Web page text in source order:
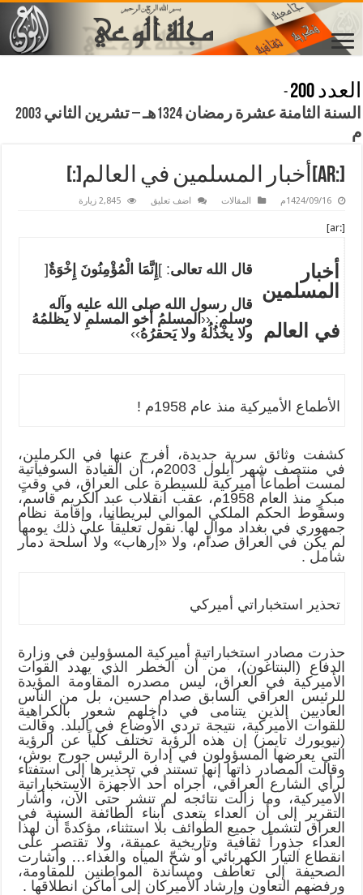
العدد 200
-
السنة الثامنة عشرة رمضان 1324هـ – تشرين الثاني 2003
م
[:ar]أخبار المسلمين في العالم[:]
1424/09/16م المقالات اضف تعليق 2,845 زيارة
[:ar]
أخبار
المسلمين
في العالم
قال الله تعالى: ] إِنَّمَا الْمُؤْمِنُونَ إِخْوَةٌ[
قال رسول الله صلى الله عليه وآله
وسلم: ‹‹المسلمُ أخو المسلمِ لا يظلمُهُ
ولا يخْذُلُهُ ولا يَحقرُهُ››
الأطماع الأميركية منذ عام 1958م !
كشفت وثائق سرية جديدة، أفرج عنها في الكرملين،
في منتصف شهر أيلول 2003م، أن القيادة السوفياتية
لمست أطماعاً أميركية للسيطرة على العراق، في وقتٍ
مبكرٍ منذ العام 1958م، عقب انقلاب عبد الكريم قاسم،
وسقوط الحكم الملكي الموالي لبريطانيا، وإقامة نظام
جمهوري في بغداد موالٍ لها. نقول تعليقاً على ذلك يومها
لم يكن في العراق صدام، ولا «إرهاب» ولا أسلحة دمار
شامل .
تحذير استخباراتي أميركي
حذرت مصادر استخباراتية أميركية المسؤولين في وزارة
الدفاع (البنتاغون)، من أن الخطر الذي يهدد القوات
الأميركية في العراق، ليس مصدره المقاومة المؤيدة
للرئيس العراقي السابق صدام حسين، بل من الناس
العاديين الذين يتنامى في داخلهم شعور بالكراهية
للقوات الأميركية، نتيجة تردي الأوضاع في البلد. وقالت
(نيويورك تايمز) إن هذه الرؤية تختلف كلياً عن الرؤية
التي يعرضها المسؤولون في إدارة الرئيس جورج بوش،
وقالت المصادر ذاتها إنها تستند في تحذيرها إلى استفتاء
لرأي الشارع العراقي، أجراه أحد الأجهزة الاستخباراتية
الأميركية، وما زالت نتائجه لم تنشر حتى الآن، وأشار
التقرير إلى أن العداء يتعدى أبناء الطائفة السنية في
العراق لتشمل جميع الطوائف بلا استثناء، مؤكدةً أن لهذا
العداء جذوراً ثقافية وتاريخية عميقة، ولا تقتصر على
انقطاع التيار الكهربائي أو شحّ المياه والغذاء… وأشارت
الصحيفة إلى تعاطف ومساندة المواطنين للمقاومة،
ورفضهم التعاون وإرشاد الأميركان إلى أماكن انطلاقها .